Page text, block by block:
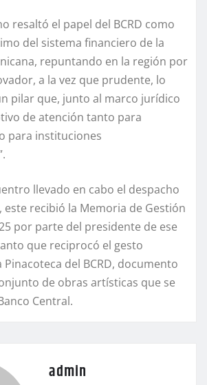
resaltó el papel del BCRD como
del sistema financiero de la
repuntando en la región por
a la vez que prudente, lo
pilar que, junto al marco jurídico
de atención tanto para
para instituciones
llevado en cabo el despacho
recibió la Memoria de Gestión
por parte del presidente de ese
que reciprocó el gesto
del BCRD, documento
de obras artísticas que se
Central.
admin